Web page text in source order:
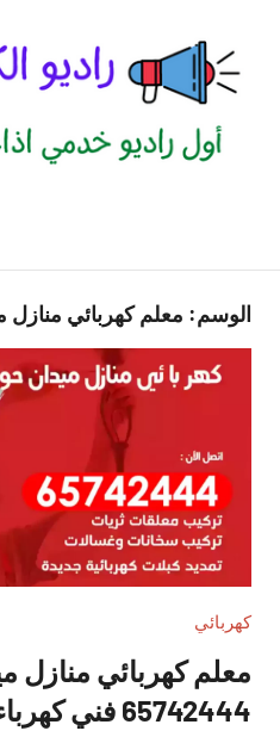
المحتوى
الكويت
للاعلانات
بالكويت
الوسم: معلم كهربائي منازل
كهربائي
معلم كهربائي منازل
65742444 فني كهرباء بيوت الكويت